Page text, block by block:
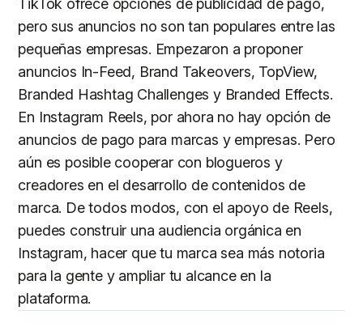
TikTok ofrece opciones de publicidad de pago,
pero sus anuncios no son tan populares entre las
pequeñas empresas. Empezaron a proponer
anuncios In-Feed, Brand Takeovers, TopView,
Branded Hashtag Challenges y Branded Effects.
En Instagram Reels, por ahora no hay opción de
anuncios de pago para marcas y empresas. Pero
aún es posible cooperar con blogueros y
creadores en el desarrollo de contenidos de
marca. De todos modos, con el apoyo de Reels,
puedes construir una audiencia orgánica en
Instagram, hacer que tu marca sea más notoria
para la gente y ampliar tu alcance en la
plataforma.